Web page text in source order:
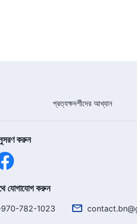
প্রত্যক্ষদর্শীদের আখ্যান
করুন
যোগাযোগ করুন
782-1023